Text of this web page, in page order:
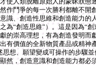
作鬥爭的每一次勝利都離不開
識、創造性思維和創造能力的
為“創造思維”）。這是因為“
的崇高理想，有為創造發明而
有價值的全新物質產品或精神
思想、願望變成可操作的步驟
然，創造意識和創造能力都必